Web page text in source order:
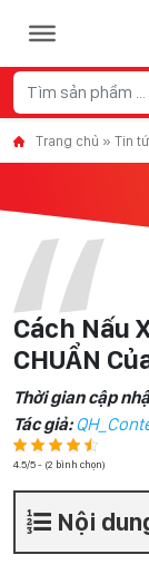
Trang chủ » Tin
Cách Nấu
CHUẨN
Thời gian cập
Tác giả:
4.5/5 - (2 bình chọn)
Nội